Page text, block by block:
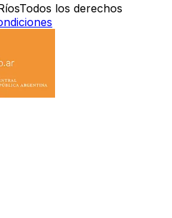
Todos los derechos